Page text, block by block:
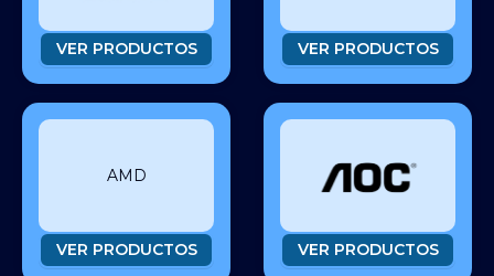
VER PRODUCTOS VER PRODUCTOS
AMD
VER PRODUCTOS VER PRODUCTOS